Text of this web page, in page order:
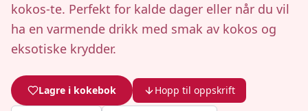
kokos-te. Perfekt for kalde dager eller når du vil
ha en varmende drikk med smak av kokos og
eksotiske krydder.
Lagre i kokebok Hopp til oppskrift